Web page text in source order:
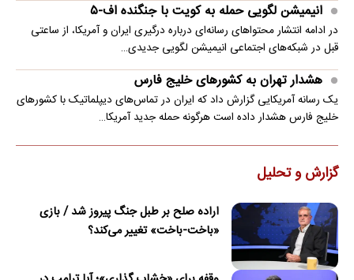
انیمیشن لگویی حمله به کویت با جنگنده اف-۵
در ادامه انتشار محتواهای رسانه‌ای درباره درگیری ایران و آمریکا، از ساعتی
قبل در شبکه‌های اجتماعی انیمیشن لگویی جدیدی…
هشدار تهران به کشورهای خلیج فارس
یک رسانه آمریکایی گزارش داد که ایران در تماس‌های دیپلماتیک با کشورهای
خلیج فارس هشدار داده است هرگونه حمله جدید آمریکا…
گزارش و تحلیل
اراده صلح بر طبل جنگ پیروز شد / بازی
«باخت-باخت» تغییر می‌کند؟